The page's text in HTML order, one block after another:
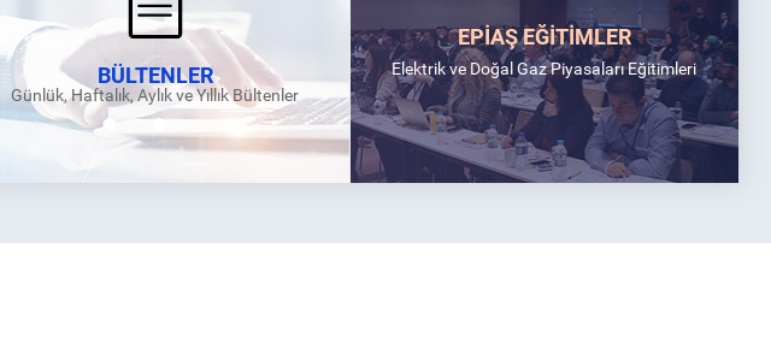
BÜLTENLER
Günlük, Haftalık, Aylık ve Yıllık Bültenler
EPİAŞ EĞİTİMLER
Elektrik ve Doğal Gaz Piyasaları Eğitimleri